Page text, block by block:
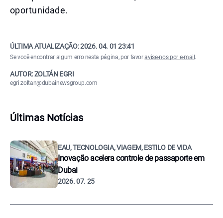
oportunidade.
ÚLTIMA ATUALIZAÇÃO:2026. 04. 01 23:41
Se você encontrar algum erro nesta página, por favoravise-nos por e-mail .
AUTOR: ZOLTÁN EGRI
egri.zoltan@dubainewsgroup.com
Últimas Notícias
EAU, TECNOLOGIA, VIAGEM, ESTILO DE VIDA
Inovação acelera controle de passaporte em
Dubai
2026. 07. 25